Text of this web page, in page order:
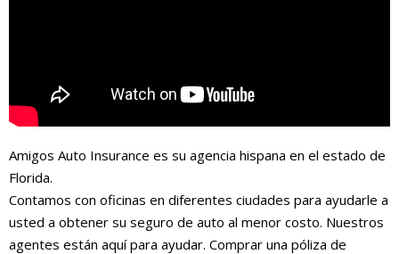
Amigos Auto Insurance es su agencia hispana en el estado de
Florida.
Contamos con oficinas en diferentes ciudades para ayudarle a
usted a obtener su seguro de auto al menor costo. Nuestros
agentes están aquí para ayudar. Comprar una póliza de